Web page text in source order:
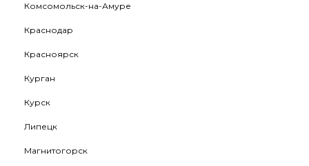
Комсомольск-на-Амуре
Краснодар
Красноярск
Курган
Курск
Липецк
Магнитогорск